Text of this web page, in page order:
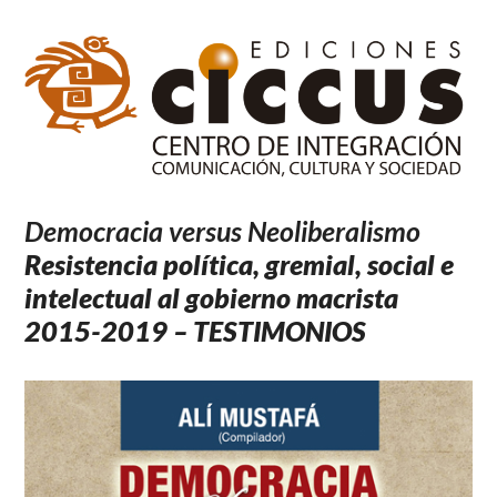
Democracia versus Neoliberalismo
Resistencia política, gremial, social e
intelectual al gobierno macrista
2015-2019 – TESTIMONIOS